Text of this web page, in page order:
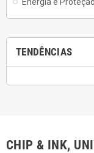
TENDÊNCIAS
CHIP & INK,